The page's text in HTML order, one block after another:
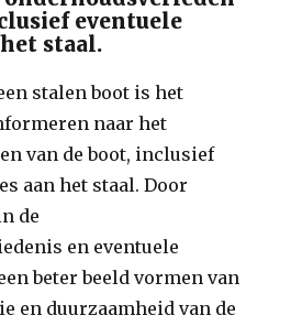
eventuele
staal.
stalen boot is het
naar het
van de boot, inclusief
aan het staal. Door
de
en eventuele
beter beeld vormen van
en duurzaamheid van de